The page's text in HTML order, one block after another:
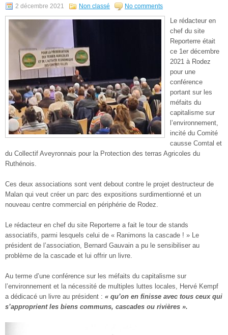
2 décembre 2021 Non classé No comments
Le rédacteur en
chef du site
Reporterre était
ce 1er décembre
2021 à Rodez
pour une
conférence
portant sur les
méfaits du
capitalisme sur
l’environnement,
incité du Comité
causse Comtal et
du Collectif Aveyronnais pour la Protection des terras Agricoles du
Ruthénois.
Ces deux associations sont vent debout contre le projet destructeur de
Malan qui veut créer un parc des expositions surdimentionné et un
nouveau centre commercial en périphérie de Rodez.
Le rédacteur en chef du site Reporterre a fait le tour de stands
associatifs, parmi lesquels celui de « Ranimons la cascade ! » Le
président de l’association, Bernard Gauvain a pu le sensibiliser au
problème de la cascade et lui offrir un livre.
Au terme d’une conférence sur les méfaits du capitalisme sur
l’environnement et la nécessité de multiples luttes locales, Hervé Kempf
a dédicacé un livre au président : « qu’on en finisse avec tous ceux qui
s’approprient les biens communs, cascades ou rivières ».